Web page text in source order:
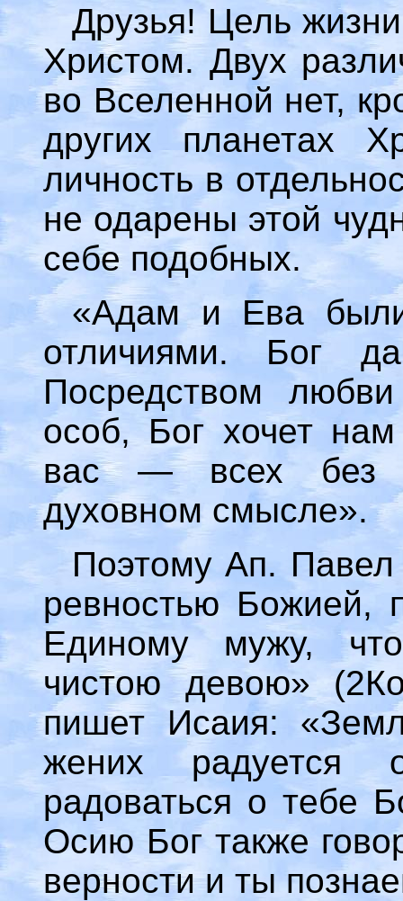
Друзья! Цель
Христом. Двух
во Вселенной нет,
других планетах
личность в
не одарены этой
себе подобных.
«Адам и Ева
отличиями. Бог
Посредством
особ, Бог хочет
вас — всех без
духовном смысле».
Поэтому Ап.
ревностью Божией,
Единому мужу,
чистою девою»
пишет Исаия:
жених радуется
радоваться о тебе
Осию Бог также
верности и ты